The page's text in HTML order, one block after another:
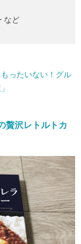
など
ったいない！グル
贅沢レトルトカ